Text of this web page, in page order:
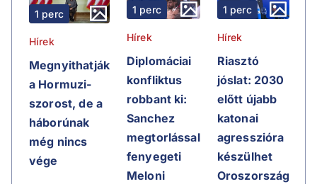
1 perc
Hírek
Megnyithatják
a Hormuzi-
szorost, de a
háborúnak
még nincs
vége
1 perc
Hírek
Diplomáciai
konfliktus
robbant ki:
Sanchez
megtorlással
fenyegeti
Meloni
1 perc
Hírek
Riasztó
jóslat: 2030
előtt újabb
katonai
agresszióra
készülhet
Oroszország